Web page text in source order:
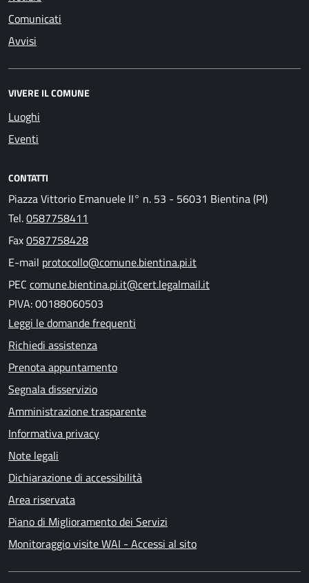
Comunicati
Avvisi
VIVERE IL COMUNE
Luoghi
Eventi
CONTATTI
Piazza Vittorio Emanuele II° n. 53 - 56031 Bientina (PI)
Tel.0587758411
Fax0587758428
E-mail protocollo@comune.bientina.pi.it
PEC comune.bientina.pi.it@cert.legalmail.it
PIVA: 00188060503
Leggi le domande frequenti
Richiedi assistenza
Prenota appuntamento
Segnala disservizio
Amministrazione trasparente
Informativa privacy
Note legali
Dichiarazione di accessibilità
Area riservata
Piano di Miglioramento dei Servizi
Monitoraggio visite WAI - Accessi al sito